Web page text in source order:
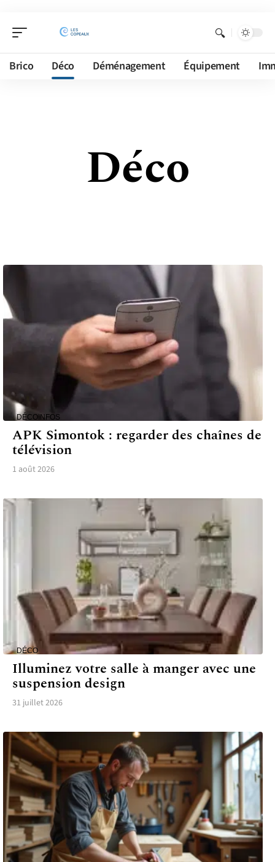
Brico Déco Déménagement Équipement
Déco
DÉCOINFOS
APK Simontok : regarder des chaînes de
télévision
1 août 2026
DÉCO
Illuminez votre salle à manger avec une
suspension design
31 juillet 2026